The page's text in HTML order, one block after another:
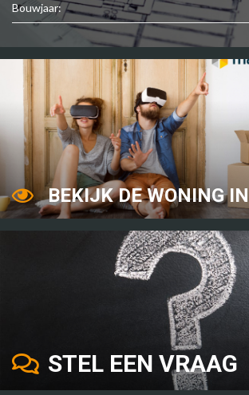
Bouwjaar:
BEKIJK DE WONING
STEL EEN VRAAG